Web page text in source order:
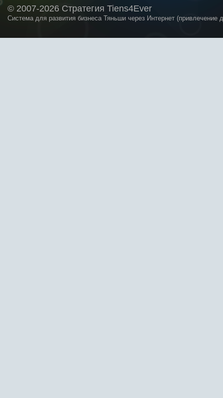
© 2007-2026 Стратегия Tiens4Ever
Система для развития бизнеса Тяньши через Интернет (привлечение